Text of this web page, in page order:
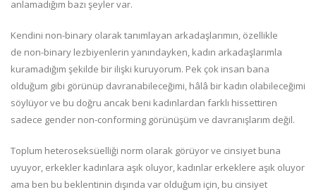
anlamadığım bazı şeyler var.
Kendini non-binary olarak tanımlayan arkadaşlarımın, özellikle
de non-binary lezbiyenlerin yanındayken, kadın arkadaşlarımla
kuramadığım şekilde bir ilişki kuruyorum. Pek çok insan bana
olduğum gibi görünüp davranabileceğimi, hâlâ bir kadın olabileceğimi
söylüyor ve bu doğru ancak beni kadınlardan farklı hissettiren
sadece gender non-conforming görünüşüm ve davranışlarım değil.
Toplum heteroseksüelliği norm olarak görüyor ve cinsiyet buna
uyuyor, erkekler kadınlara aşık oluyor, kadınlar erkeklere aşık oluyor
ama ben bu beklentinin dışında var olduğum için, bu cinsiyet